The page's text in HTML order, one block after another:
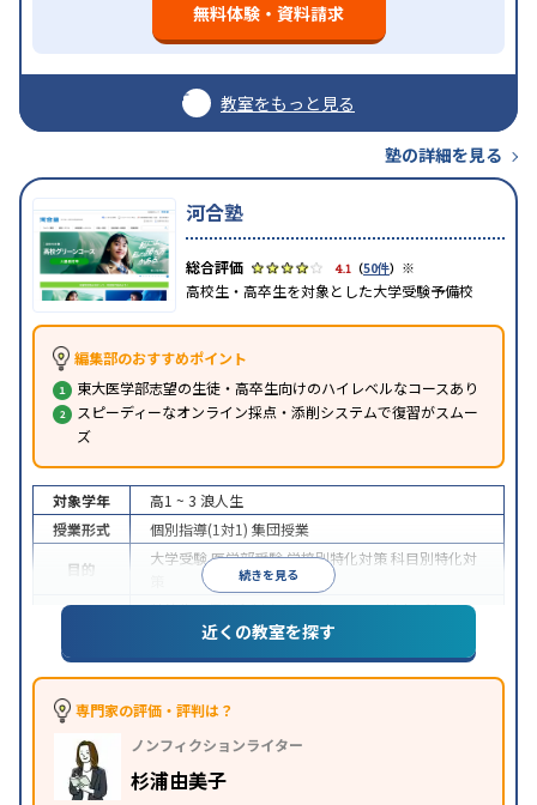
無料体験・資料請求
教室をもっと見る
塾の詳細を見る
河合塾
4.1 （50件） ※
高校生・高卒生を対象とした大学受験予備校
編集部のおすすめポイント
東大医学部志望の生徒・高卒生向けのハイレベルなコースあり
スピーディーなオンライン採点・添削システムで復習がスムー
ズ
続きを見る
対象学年 高1 ~ 3 浪人生
授業形式
個別指導(1対1) 集団授業
目的
大学受験医学部受験学校別特化対策科目別特化対
特待生・奨学金制度ありオンライン対応1科目から
受講可能季節講習のみの受講可
※2024年6月調査。大学受験塾・予備校のアンケート調査方法を参照
近くの教室を探す
専門家の評価・評判は？
ノンフィクションライター
杉浦由美子